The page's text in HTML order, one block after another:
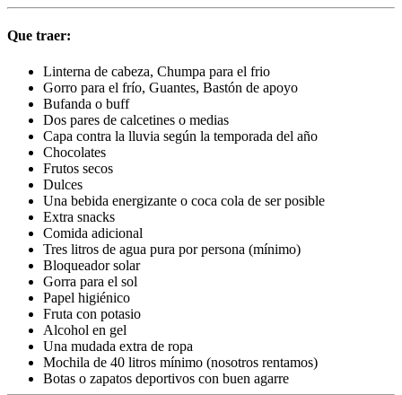
Que traer:
Linterna de cabeza, Chumpa para el frio
Gorro para el frío, Guantes, Bastón de apoyo
Bufanda o buff
Dos pares de calcetines o medias
Capa contra la lluvia según la temporada del año
Chocolates
Frutos secos
Dulces
Una bebida energizante o coca cola de ser posible
Extra snacks
Comida adicional
Tres litros de agua pura por persona (mínimo)
Bloqueador solar
Gorra para el sol
Papel higiénico
Fruta con potasio
Alcohol en gel
Una mudada extra de ropa
Mochila de 40 litros mínimo (nosotros rentamos)
Botas o zapatos deportivos con buen agarre